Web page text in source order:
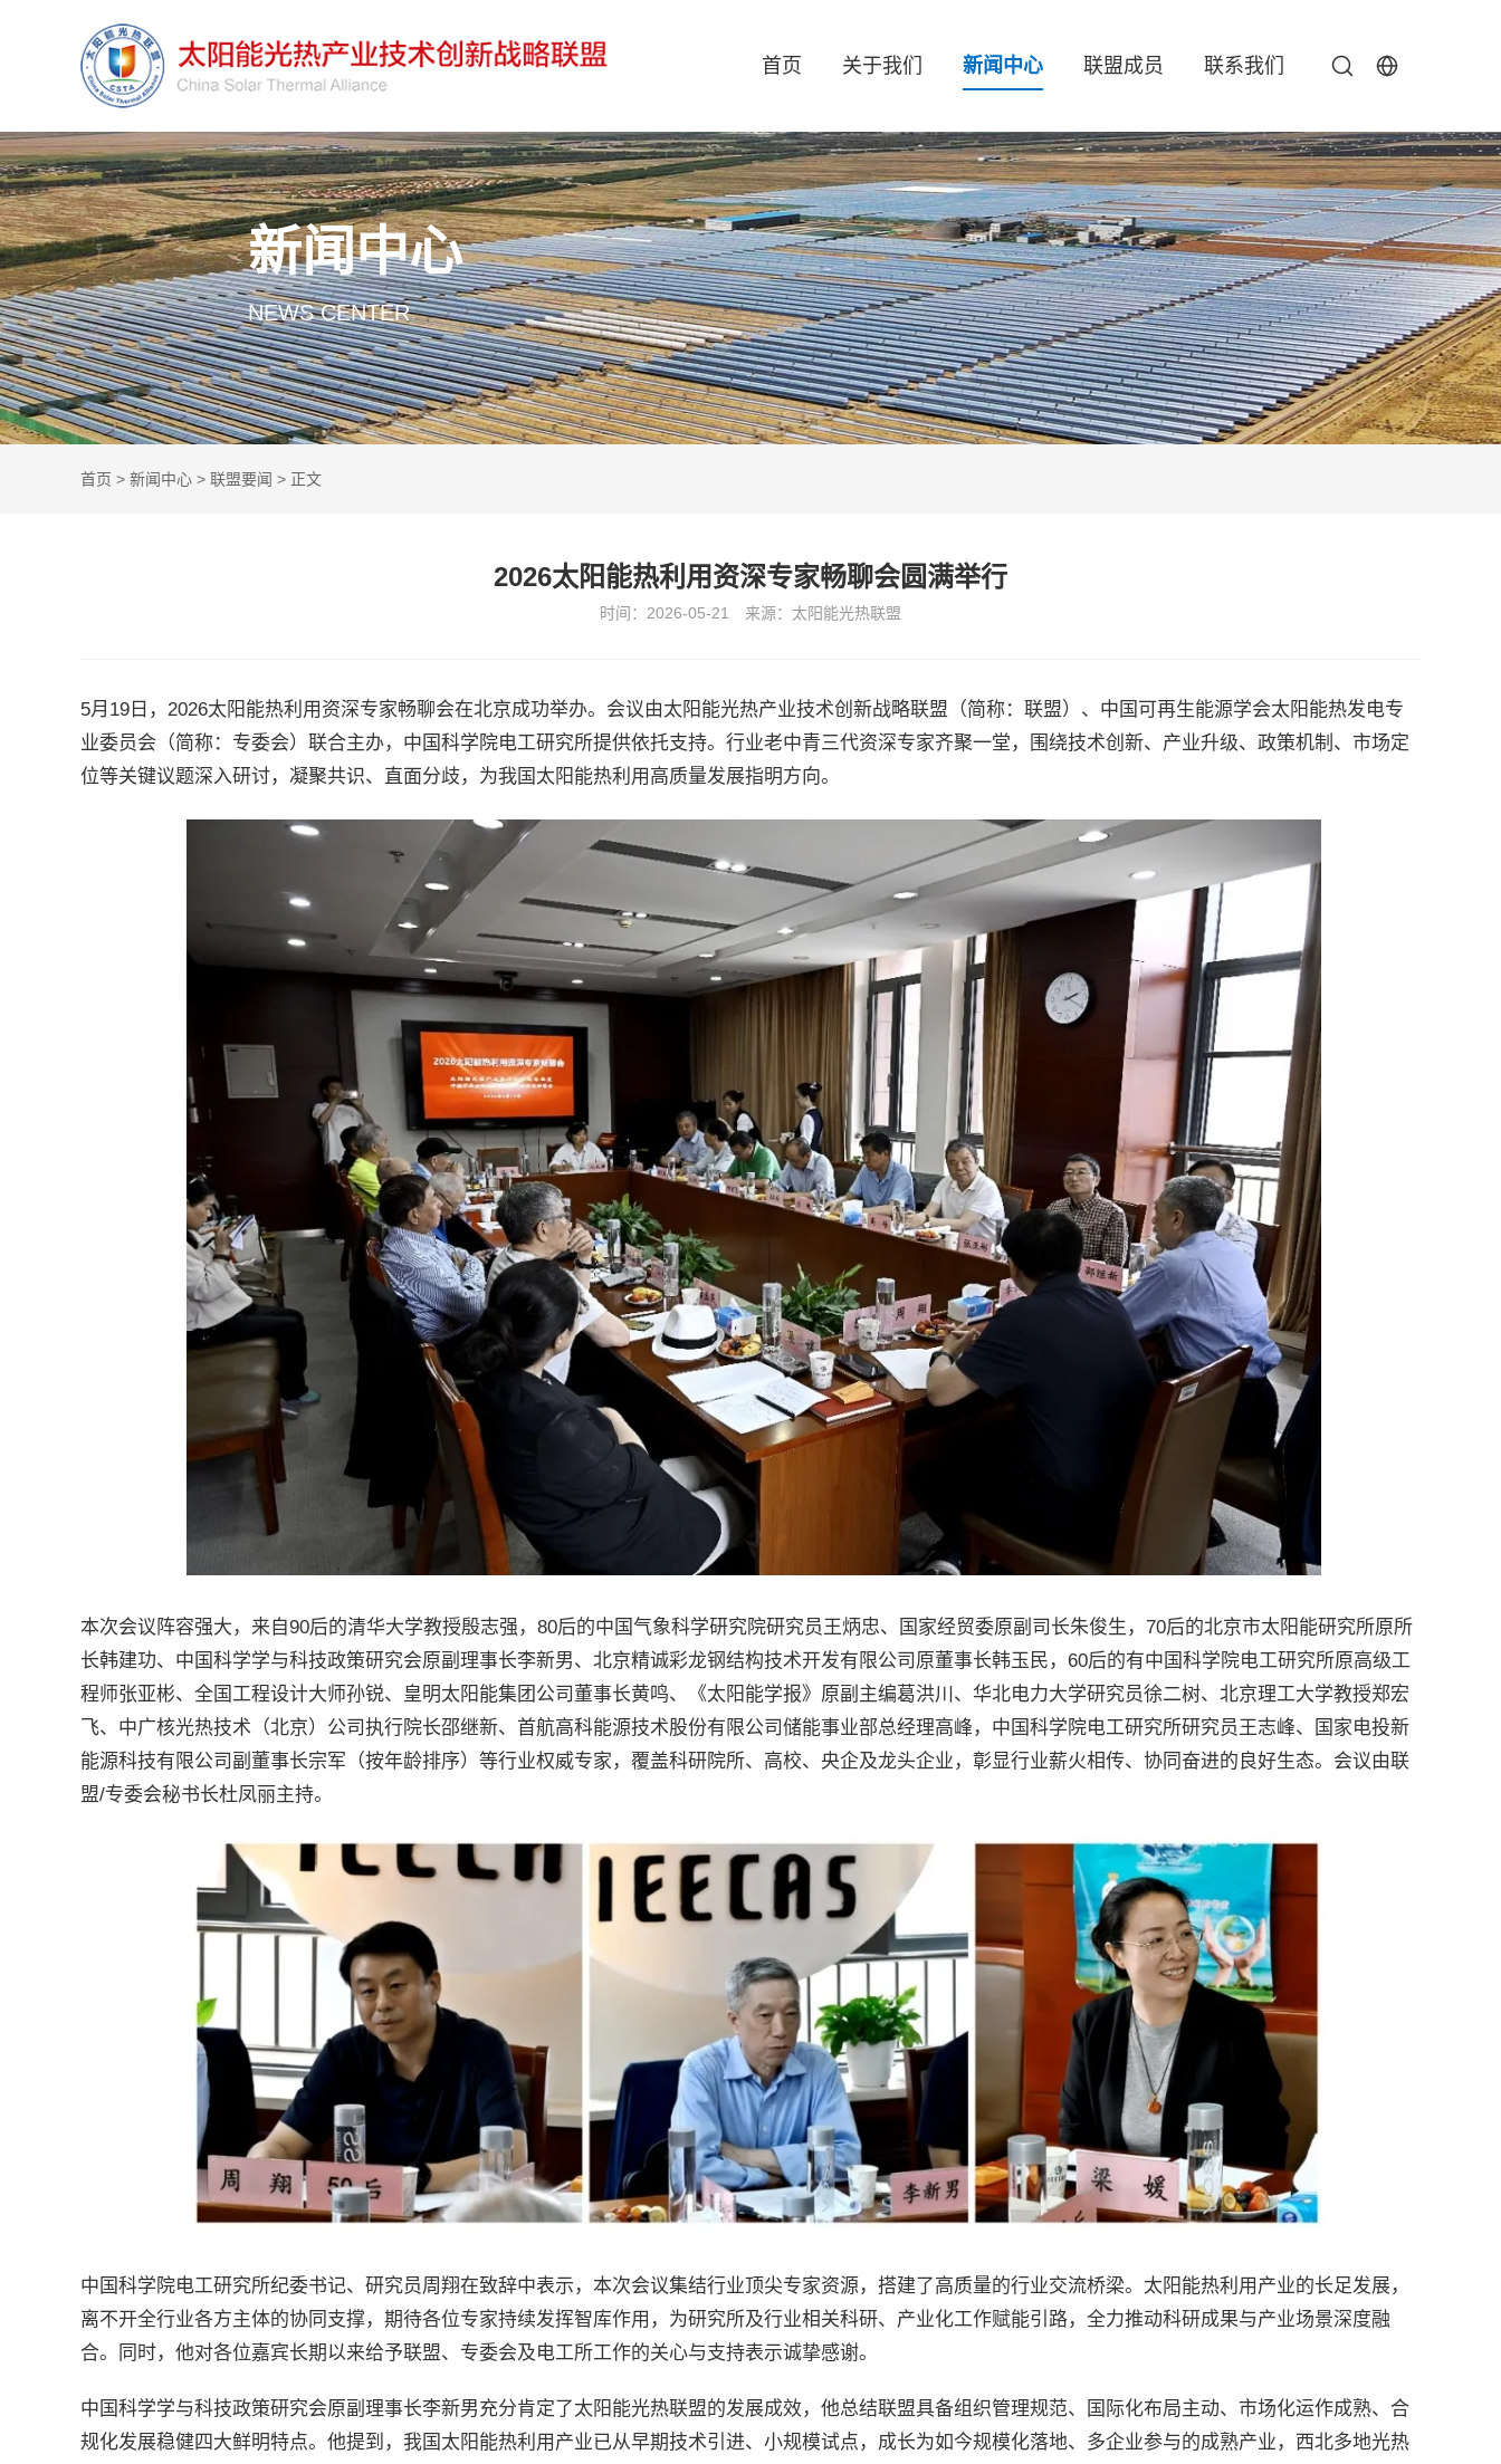
首页 关于我们 新闻中心 联盟成员 联系我们
新闻中心
NEWS CENTER
首页 > 新闻中心 > 联盟要闻 > 正文
2026太阳能热利用资深专家畅聊会圆满举行
时间：2026-05-21 来源：太阳能光热联盟
5月19日，2026太阳能热利用资深专家畅聊会在北京成功举办。会议由太阳能光热产业技术创新战略联盟（简称：联盟）、中国可再生能源学会太阳能热发电专
业委员会（简称：专委会）联合主办，中国科学院电工研究所提供依托支持。行业老中青三代资深专家齐聚一堂，围绕技术创新、产业升级、政策机制、市场定
位等关键议题深入研讨，凝聚共识、直面分歧，为我国太阳能热利用高质量发展指明方向。
本次会议阵容强大，来自90后的清华大学教授殷志强，80后的中国气象科学研究院研究员王炳忠、国家经贸委原副司长朱俊生，70后的北京市太阳能研究所原所
长韩建功、中国科学学与科技政策研究会原副理事长李新男、北京精诚彩龙钢结构技术开发有限公司原董事长韩玉民，60后的有中国科学院电工研究所原高级工
程师张亚彬、全国工程设计大师孙锐、皇明太阳能集团公司董事长黄鸣、《太阳能学报》原副主编葛洪川、华北电力大学研究员徐二树、北京理工大学教授郑宏
飞、中广核光热技术（北京）公司执行院长邵继新、首航高科能源技术股份有限公司储能事业部总经理高峰，中国科学院电工研究所研究员王志峰、国家电投新
能源科技有限公司副董事长宗军（按年龄排序）等行业权威专家，覆盖科研院所、高校、央企及龙头企业，彰显行业薪火相传、协同奋进的良好生态。会议由联
盟/专委会秘书长杜凤丽主持。
中国科学院电工研究所纪委书记、研究员周翔在致辞中表示，本次会议集结行业顶尖专家资源，搭建了高质量的行业交流桥梁。太阳能热利用产业的长足发展，
离不开全行业各方主体的协同支撑，期待各位专家持续发挥智库作用，为研究所及行业相关科研、产业化工作赋能引路，全力推动科研成果与产业场景深度融
合。同时，他对各位嘉宾长期以来给予联盟、专委会及电工所工作的关心与支持表示诚挚感谢。
中国科学学与科技政策研究会原副理事长李新男充分肯定了太阳能光热联盟的发展成效，他总结联盟具备组织管理规范、国际化布局主动、市场化运作成熟、合
规化发展稳健四大鲜明特点。他提到，我国太阳能热利用产业已从早期技术引进、小规模试点，成长为如今规模化落地、多企业参与的成熟产业，西北多地光热